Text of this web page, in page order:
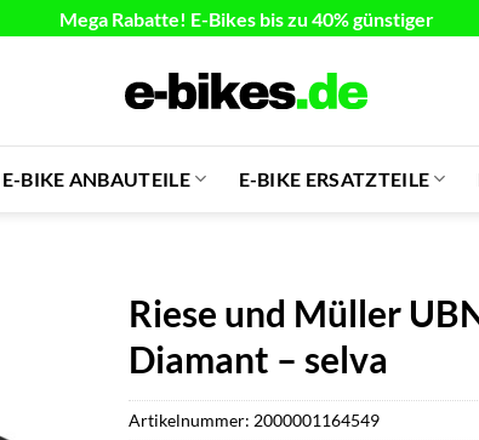
Mega Rabatte! E-Bikes bis zu 40% günstiger
E-BIKE ANBAUTEILE E-BIKE ERSATZTEILE
Riese und Müller
Diamant – selva
Artikelnummer: 2000001164549